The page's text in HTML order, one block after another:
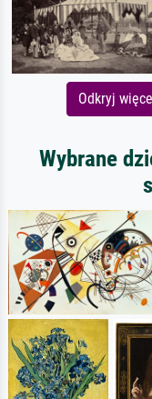
Odkryj
Wybrane